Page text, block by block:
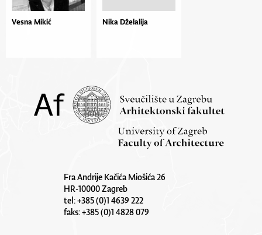
Vesna Mikić Nika Dželalija
Fra Andrije Kačića Miošića 26
HR-10000 Zagreb
tel: +385 (0)1 4639 222
faks: +385 (0)1 4828 079